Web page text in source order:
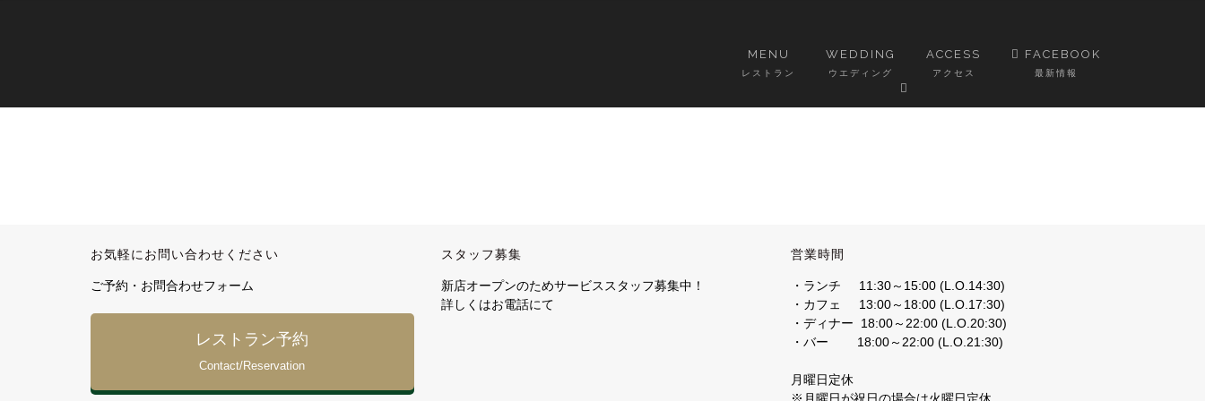
MENU
レストラン
WEDDING
ウエディング
ACCESS
アクセス
FACEBOOK
最新情報
お気軽にお問い合わせください
ご予約・お問合わせフォーム
レストラン予約
Contact/Reservation
スタッフ募集
新店オープンのためサービススタッフ募集中！
詳しくはお電話にて
営業時間
・ランチ 11:30～15:00 (L.O.14:30)
・カフェ 13:00～18:00 (L.O.17:30)
・ディナー 18:00～22:00 (L.O.20:30)
・バー 18:00～22:00 (L.O.21:30)
月曜日定休